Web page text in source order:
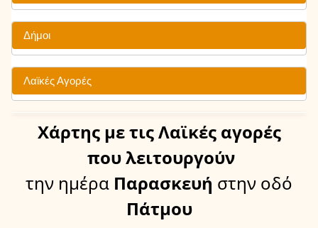
Δήμοι
Λαϊκές Αγορές
Χάρτης με τις Λαϊκές αγορές
που λειτουργούν
την ημέρα Παρασκευή στην οδό
Πάτμου